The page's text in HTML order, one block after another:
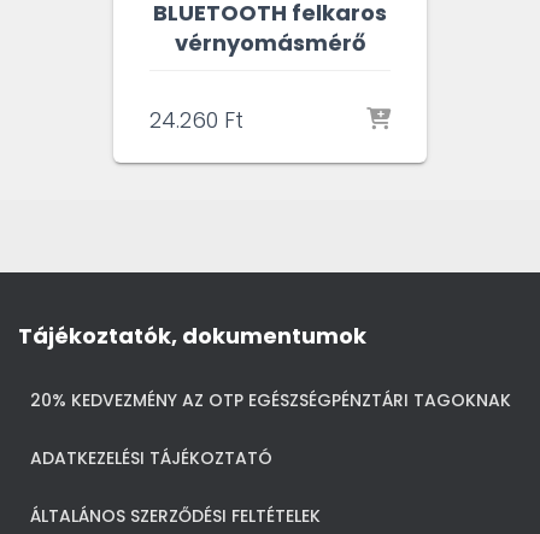
BLUETOOTH felkaros
vérnyomásmérő
24.260 Ft
Tájékoztatók, dokumentumok
20% KEDVEZMÉNY AZ OTP EGÉSZSÉGPÉNZTÁRI TAGOKNAK
ADATKEZELÉSI TÁJÉKOZTATÓ
ÁLTALÁNOS SZERZŐDÉSI FELTÉTELEK